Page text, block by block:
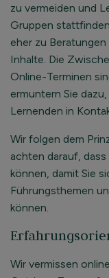
zu vermeiden und
Gruppen
eher zu
Inhalte. Die
Online-Terminen
ermuntern Sie
Lernenden in
Wir folgen dem
achten darauf,
können, damit Sie
Führungsthemen
können.
Wir vermissen